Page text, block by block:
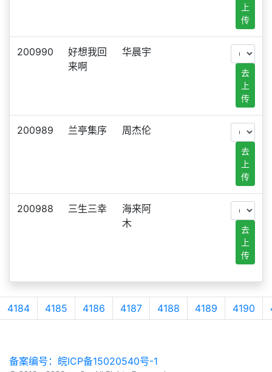
上
传
200990
好想我回
来啊
华晨宇
去
上
传
200989 兰亭集序 周杰伦
去
上
传
200988 三生三幸
海来阿
木
去
上
传
4184 4185 4186 4187 4188 4189 4190
备案编号：皖ICP备15020540号-1